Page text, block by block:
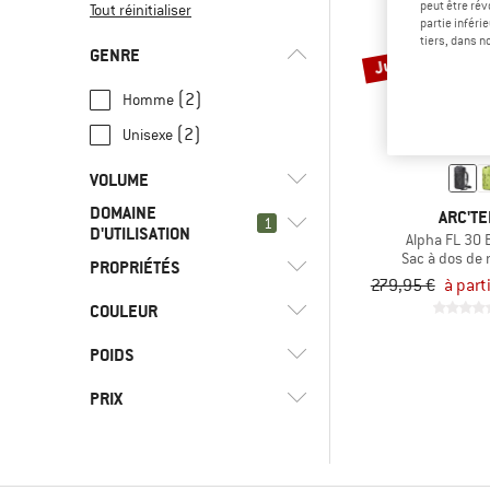
Tout réinitialiser
GENRE
Homme (2)
Unisexe (2)
VOLUME
16 - 29 l(1)
30 - 44l
DOMAINE
D'UTILISATION
1
Randonnée en
Bloc
PROPRIÉTÉS
Porte-bâton/piolet à
COULEUR
POIDS
PRIX
Jusqu'à -21 %
Alpha FL 30
Sac à dos de
279,95 € à
peut être
partie
tiers, dans